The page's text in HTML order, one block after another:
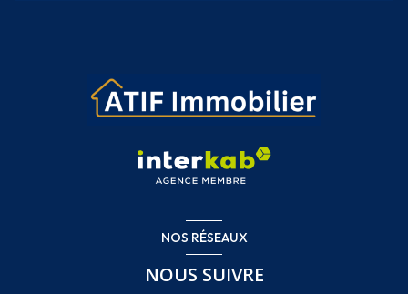
NOS RÉSEAUX
NOUS SUIVRE